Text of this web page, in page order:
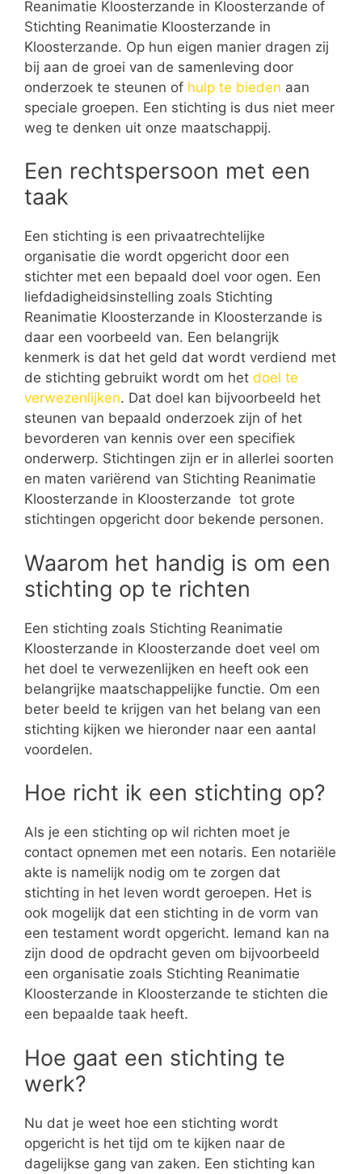
Reanimatie Kloosterzande in Kloosterzande of
Stichting Reanimatie Kloosterzande in
Kloosterzande. Op hun eigen manier dragen zij
bij aan de groei van de samenleving door
onderzoek te steunen of hulp te bieden aan
speciale groepen. Een stichting is dus niet meer
weg te denken uit onze maatschappij.
Een rechtspersoon met een
taak
Een stichting is een privaatrechtelijke
organisatie die wordt opgericht door een
stichter met een bepaald doel voor ogen. Een
liefdadigheidsinstelling zoals Stichting
Reanimatie Kloosterzande in Kloosterzande is
daar een voorbeeld van. Een belangrijk
kenmerk is dat het geld dat wordt verdiend met
de stichting gebruikt wordt om het doel te
verwezenlijken. Dat doel kan bijvoorbeeld het
steunen van bepaald onderzoek zijn of het
bevorderen van kennis over een specifiek
onderwerp. Stichtingen zijn er in allerlei soorten
en maten variërend van Stichting Reanimatie
Kloosterzande in Kloosterzande tot grote
stichtingen opgericht door bekende personen.
Waarom het handig is om een
stichting op te richten
Een stichting zoals Stichting Reanimatie
Kloosterzande in Kloosterzande doet veel om
het doel te verwezenlijken en heeft ook een
belangrijke maatschappelijke functie. Om een
beter beeld te krijgen van het belang van een
stichting kijken we hieronder naar een aantal
voordelen.
Hoe richt ik een stichting op?
Als je een stichting op wil richten moet je
contact opnemen met een notaris. Een notariële
akte is namelijk nodig om te zorgen dat
stichting in het leven wordt geroepen. Het is
ook mogelijk dat een stichting in de vorm van
een testament wordt opgericht. Iemand kan na
zijn dood de opdracht geven om bijvoorbeeld
een organisatie zoals Stichting Reanimatie
Kloosterzande in Kloosterzande te stichten die
een bepaalde taak heeft.
Hoe gaat een stichting te
werk?
Nu dat je weet hoe een stichting wordt
opgericht is het tijd om te kijken naar de
dagelijkse gang van zaken. Een stichting kan